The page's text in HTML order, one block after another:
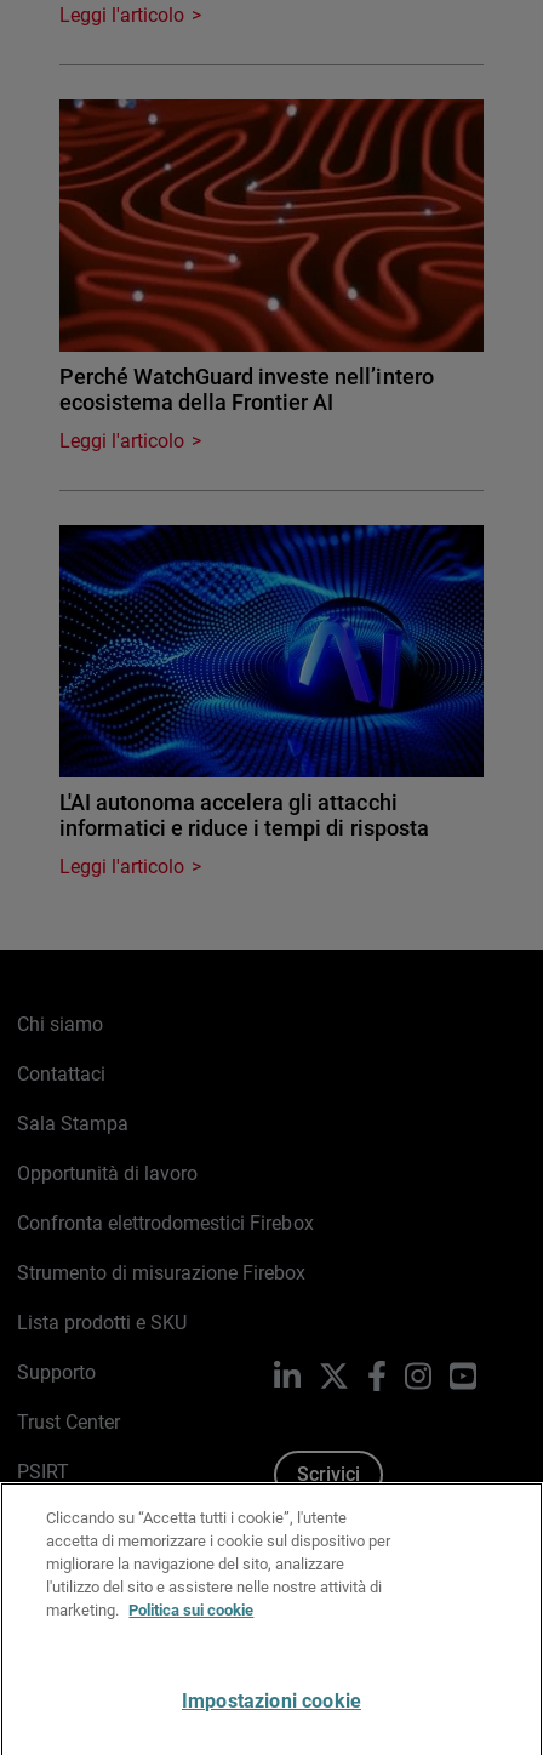
Leggi l'articolo
Perché WatchGuard investe nell’intero
ecosistema della Frontier AI
Leggi l'articolo
L'AI autonoma accelera gli attacchi
informatici e riduce i tempi di risposta
Leggi l'articolo
Chi siamo
Contattaci
Sala Stampa
Opportunità di lavoro
Confronta elettrodomestici Firebox
Strumento di misurazione Firebox
Lista prodotti e SKU
Supporto
Trust Center
PSIRT
Politica sui cookie
Informativa sulla privacy
Kit Media & Brand
LinkedIn FacebookInstagram
Scrivici
Cliccando su “Accetta tutti i cookie”, l'utente
accetta di memorizzare i cookie sul dispositivo per
migliorare la navigazione del sito, analizzare
l'utilizzo del sito e assistere nelle nostre attività di
marketing. Politica sui cookie
Impostazioni cookie